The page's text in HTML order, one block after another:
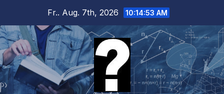
springen
Fr.. Aug. 7th, 2026 10:14:54 AM